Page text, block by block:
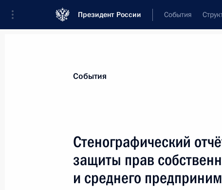
Президент России События
Лента событий
События
Стенографический
защиты прав
и среднего